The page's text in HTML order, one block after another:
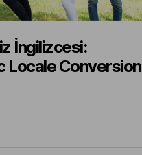
İngilizcesi:
Locale Conversion